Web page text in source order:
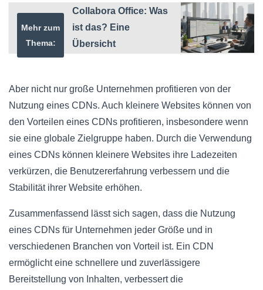
Mehr zum
Thema:
Collabora Office: Was
ist das? Eine
Übersicht
Aber nicht nur große Unternehmen profitieren von der
Nutzung eines CDNs. Auch kleinere Websites können von
den Vorteilen eines CDNs profitieren, insbesondere wenn
sie eine globale Zielgruppe haben. Durch die Verwendung
eines CDNs können kleinere Websites ihre Ladezeiten
verkürzen, die Benutzererfahrung verbessern und die
Stabilität ihrer Website erhöhen.
Zusammenfassend lässt sich sagen, dass die Nutzung
eines CDNs für Unternehmen jeder Größe und in
verschiedenen Branchen von Vorteil ist. Ein CDN
ermöglicht eine schnellere und zuverlässigere
Bereitstellung von Inhalten, verbessert die